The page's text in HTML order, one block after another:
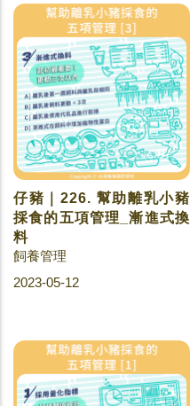
仔豬｜226. 幫助離乳小豬
採食的五項管理_漸進式換
料
飼養管理
2023-05-12